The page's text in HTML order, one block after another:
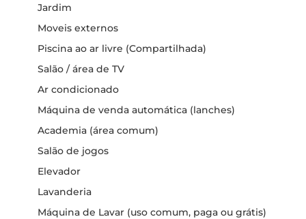
Jardim
Moveis externos
Piscina ao ar livre (Compartilhada)
Salão / área de TV
Ar condicionado
Máquina de venda automática (lanches)
Academia (área comum)
Salão de jogos
Elevador
Lavanderia
Máquina de Lavar (uso comum, paga ou grátis)